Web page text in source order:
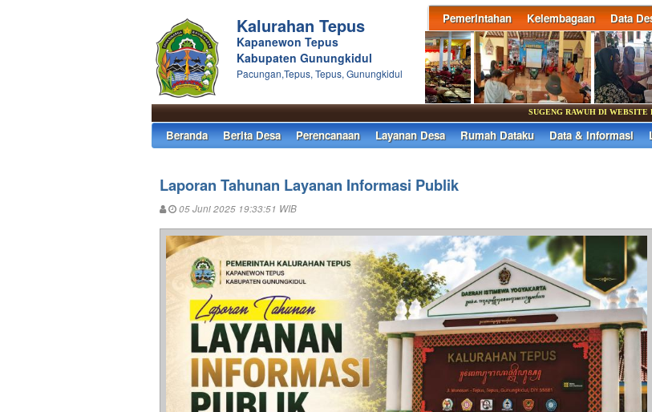
Pemerintahan Kelembagaan Data
Kalurahan Tepus
Kapanewon Tepus
Kabupaten Gunungkidul
Pacungan,Tepus, Tepus, Gunungkidul
SUGENG RAWUH DI WEBSITE
Beranda Berita Desa Perencanaan Layanan Desa Rumah Dataku Data & Informasi
Laporan Tahunan Layanan Informasi Publik
05 Juni 2025 19:33:51 WIB